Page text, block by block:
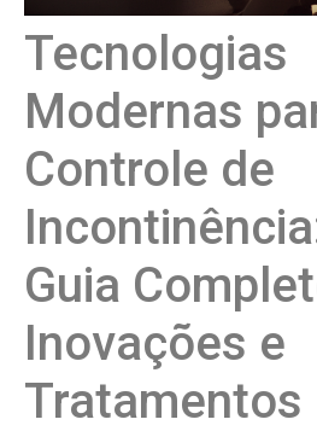
Tecnologias
Modernas
Controle de
Guia
Inovações e
Tratamentos